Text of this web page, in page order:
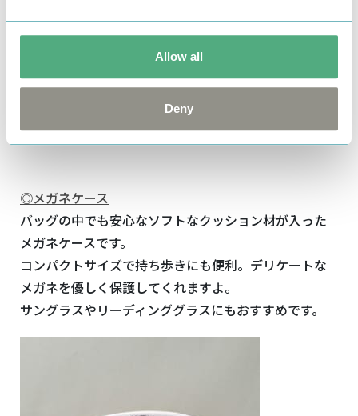
Allow all
Deny
[発売元]株式会社エフエービージャパン
◎メガネケース
バッグの中でも安心なソフトなクッション材が入った
メガネケースです。
コンパクトサイズで持ち歩きにも便利。デリケートな
メガネを優しく保護してくれますよ。
サングラスやリーディンググラスにもおすすめです。